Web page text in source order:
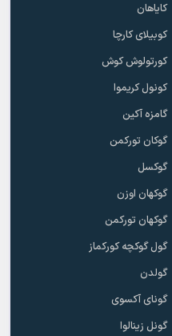
کایاهان
کوبیلای کارچا
کورتولوش کوش
کونول کریموا
گامزه آکین
گوکان تورکمن
گوکسل
گوکهان اوزن
گوکهان تورکمن
گول گوکچه کورکماز
گولدن
گونای آکسوی
گونل زینالوا